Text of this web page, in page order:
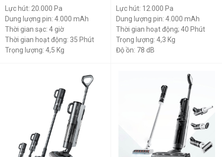
Lực hút: 20.000 Pa
Dung lượng pin: 4.000 mAh
Thời gian sạc: 4 giờ
Thời gian hoạt động: 35 Phút
Trọng lượng: 4,5 Kg
Lực hút: 12.000 Pa
Dung lượng pin: 4.000 mAh
Thời gian hoạt động; 40 Phút
Trọng lượng: 4,3 Kg
Độ ồn: 78 dB